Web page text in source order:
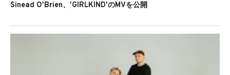
Sinead O'Brien、'GIRLKIND'のMVを公開